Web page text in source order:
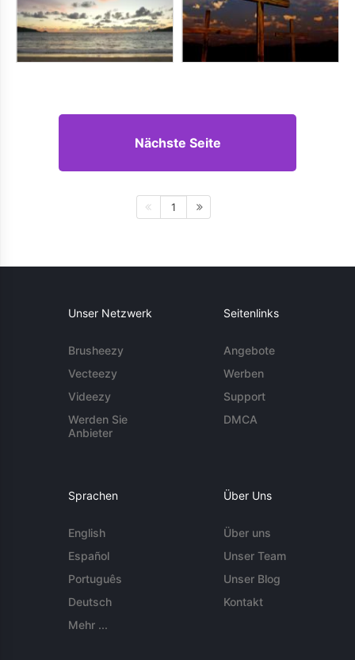
Nächste Seite
1
Unser Netzwerk
Brusheezy
Vecteezy
Videezy
Werden Sie
Anbieter
Seitenlinks
Angebote
Werben
Support
DMCA
Sprachen
English
Español
Português
Deutsch
Mehr ...
Über Uns
Über uns
Unser Team
Unser Blog
Kontakt